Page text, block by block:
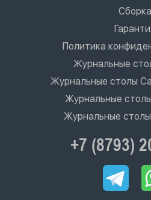
Сборка
Политика
Журнальные
Журнальные столы
Журнальные
Журнальные
+7 (8793)